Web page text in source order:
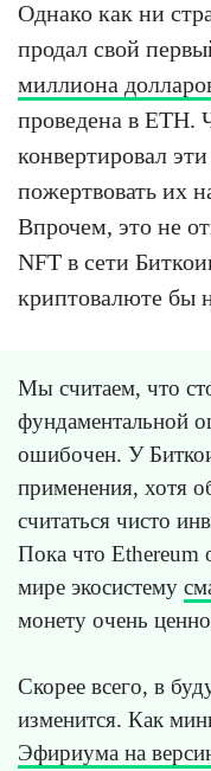
Однако как ни
продал свой
миллиона
проведена в ETH.
конвертировал
пожертвовать их
Впрочем, это не
NFT в сети
криптовалюте бы
Мы считаем, что
фундаментальной
ошибочен. У
применения, хотя
считаться чисто
Пока что Ethereum
мире экосистему
монету очень
Скорее всего, в
изменится. Как
Эфириума на